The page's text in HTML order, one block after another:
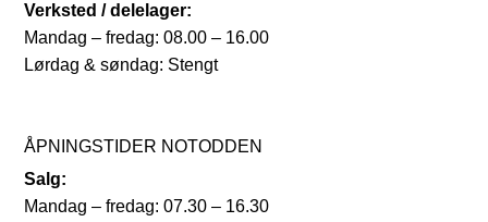
Verksted / delelager:
Mandag – fredag: 08.00 – 16.00
Lørdag & søndag: Stengt
ÅPNINGSTIDER NOTODDEN
Salg:
Mandag – fredag: 07.30 – 16.30